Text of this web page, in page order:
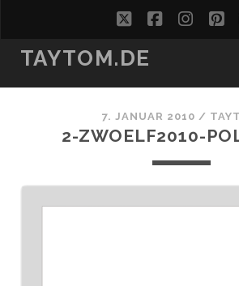
twitterfacebook
TAYTOM.DE
7. JANUAR 2010 /
2-ZWOELF2010-